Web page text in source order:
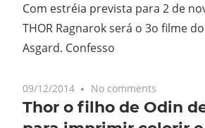
Com estréia prevista para 2 de
THOR Ragnarok será o 3o filme
Asgard. Confesso
09/12/2014 No comments
Thor o filho de Odin